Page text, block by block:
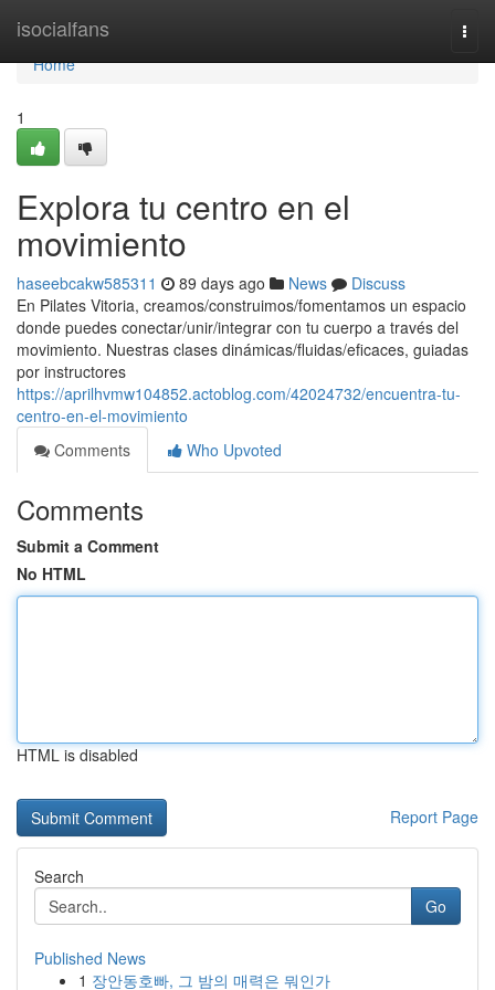
isocialfans
Home
Home
1
Explora tu centro en el
movimiento
haseebcakw585311 89 days ago News
Discuss
En Pilates Vitoria, creamos/construimos/fomentamos un espacio
donde puedes conectar/unir/integrar con tu cuerpo a través del
movimiento. Nuestras clases dinámicas/fluidas/eficaces, guiadas
por instructores
https://aprilhvmw104852.actoblog.com/42024732/encuentra-tu-
centro-en-el-movimiento
Comments
Who Upvoted
Comments
Submit a Comment
No HTML
HTML is disabled
Report Page
Search
Go
Published News
1 장안동호빠, 그 밤의 매력은 뭐인가